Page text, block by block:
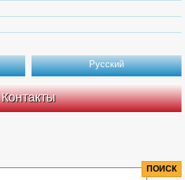
Русский
Контакты